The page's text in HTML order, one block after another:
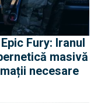
Fury: Iranul
masivă
necesare